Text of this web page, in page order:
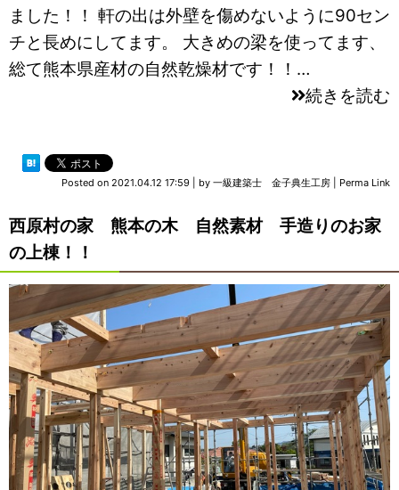
ました！！ 軒の出は外壁を傷めないように90セン
チと長めにしてます。 大きめの梁を使ってます、
総て熊本県産材の自然乾燥材です！！…
続きを読む
Posted on 2021.04.12 17:59 by 一級建築士 金子典生工房 Perma Link
西原村の家 熊本の木 自然素材 手造りのお家
の上棟！！